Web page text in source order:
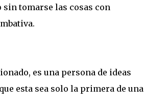
tomarse las cosas con
es una persona de ideas
esta sea solo la primera de una